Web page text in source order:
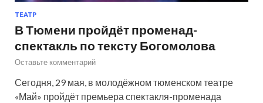
ТЕАТР
В Тюмени пройдёт променад-
спектакль по тексту Богомолова
Оставьте комментарий
Сегодня, 29 мая, в молодёжном тюменском театре
«Май» пройдёт премьера спектакля-променада